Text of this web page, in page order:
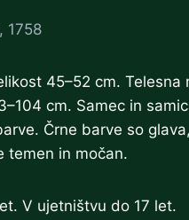
1758
45–52 cm. Telesna
cm. Samec in
Črne barve so
temen in močan.
V ujetništvu do 17 let.